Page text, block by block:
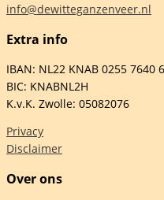
info@dewitteganzenveer.nl
Extra info
IBAN: NL22 KNAB 0255 7640
BIC: KNABNL2H
K.v.K. Zwolle: 05082076
Privacy
Disclaimer
Over ons